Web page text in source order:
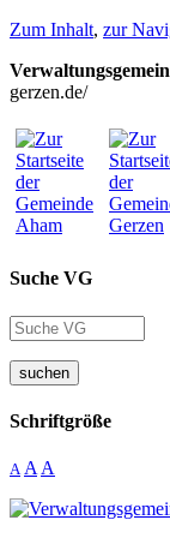
Zum Inhalt, zur
gerzen.de/
Suche VG
suchen
Schriftgröße
A A A